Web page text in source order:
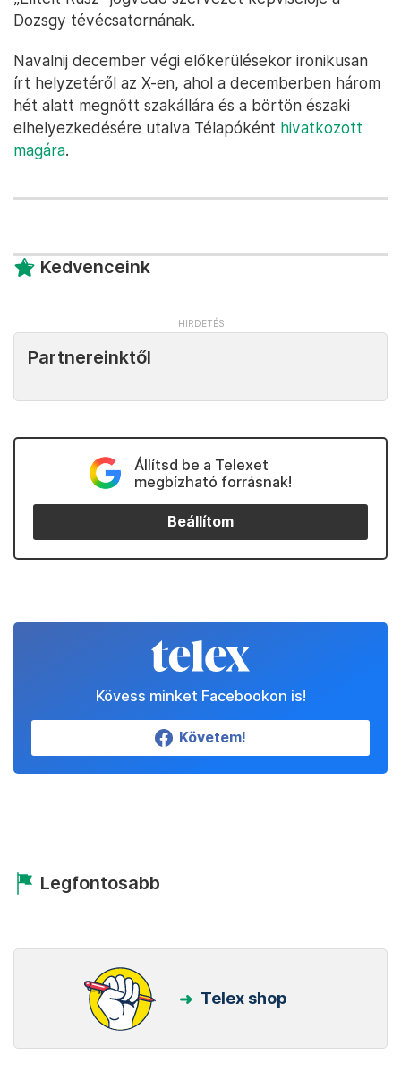
Dozsgy tévécsatornának.
Navalnij december végi előkerülésekor ironikusan
írt helyzetéről az X-en, ahol a decemberben három
hét alatt megnőtt szakállára és a börtön északi
elhelyezkedésére utalva Télapóként hivatkozott
magára.
Kedvenceink
Partnereinktől
Állítsd be a Telexet
megbízható forrásnak!
Beállítom
Kövess minket Facebookon is!
Követem!
Legfontosabb
Telex shop